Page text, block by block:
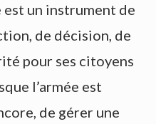
un instrument de
de décision, de
pour ses citoyens
l’armée est
de gérer une